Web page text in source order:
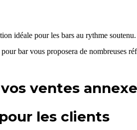
idéale pour les bars au rythme soutenu.
bar vous proposera de nombreuses
ventes
les clients